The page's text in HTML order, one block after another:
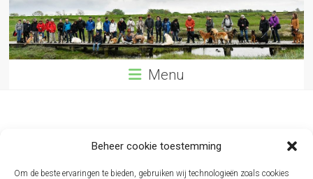
Beheer cookie toestemming
Om de beste ervaringen te bieden, gebruiken wij technologieën zoals cookies
Menu
Gehoorzaamheidsles A-klas
(2 aug 2026 10:30 - 11:15)